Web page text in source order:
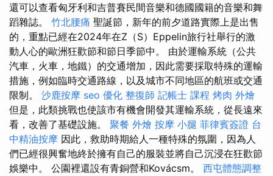
還可以查看匈牙利和吉普賽民間音樂和德國國籍的音樂和舞
蹈雜誌。 竹北腰痛 聖誕節，新年的前夕道路實際上是出售
的，重點已經在2024年在Z（S）Eppelin旅行社舉行的激
動人心的歐洲狂歡節和節日季節中。 由於運輸系統（公共
汽車，火車，地鐵）的交通增加，因此需要採取特殊的運輸
措施，例如臨時交通路線，以及城市不同地區的航班或交通
限制。 沙鹿按摩 seo 優化 整復師 記帳士 課程 烤肉 外燴
但是，此類挑戰也使該市有機會開發其運輸系統，從長遠來
看，改善了基礎設施。 聚餐 外燴 按摩 小腿 菲律賓簽證 台
中精油按摩 因此，救助時期給人一種特殊的氛圍，因為人
們已經很興奮地終於擁有自己的服裝並將自己沉浸在狂歡節
娛樂中。 公園裡還設有青銅營和Kovácsm。 西屯體態調整